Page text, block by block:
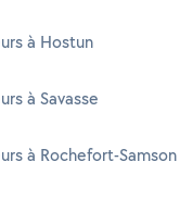
à Hostun
à Savasse
à Rochefort-Samson